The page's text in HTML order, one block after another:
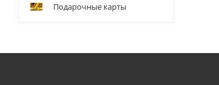
Подарочные карты